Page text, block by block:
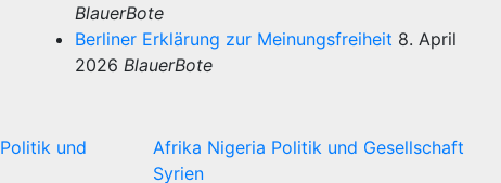
BlauerBote
Berliner Erklärung zur Meinungsfreiheit 8. April
2026 BlauerBote
Politik und
Afrika Nigeria Politik und Gesellschaft
Syrien